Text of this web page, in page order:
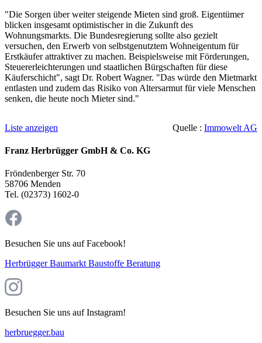
"Die Sorgen über weiter steigende Mieten sind groß. Eigentümer
blicken insgesamt optimistischer in die Zukunft des
Wohnungsmarkts. Die Bundesregierung sollte also gezielt
versuchen, den Erwerb von selbstgenutztem Wohneigentum für
Erstkäufer attraktiver zu machen. Beispielsweise mit Förderungen,
Steuererleichterungen und staatlichen Bürgschaften für diese
Käuferschicht", sagt Dr. Robert Wagner. "Das würde den Mietmarkt
entlasten und zudem das Risiko von Altersarmut für viele Menschen
senken, die heute noch Mieter sind."
Quelle : Immowelt AG
Liste anzeigen
Franz Herbrügger GmbH & Co. KG
Fröndenberger Str. 70
58706 Menden
Tel. (02373) 1602-0
Besuchen Sie uns auf Facebook!
Herbrügger Baumarkt Baustoffe Beratung
Besuchen Sie uns auf Instagram!
herbruegger.bau